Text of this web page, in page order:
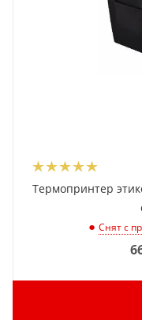
Термопринтер
Снят с